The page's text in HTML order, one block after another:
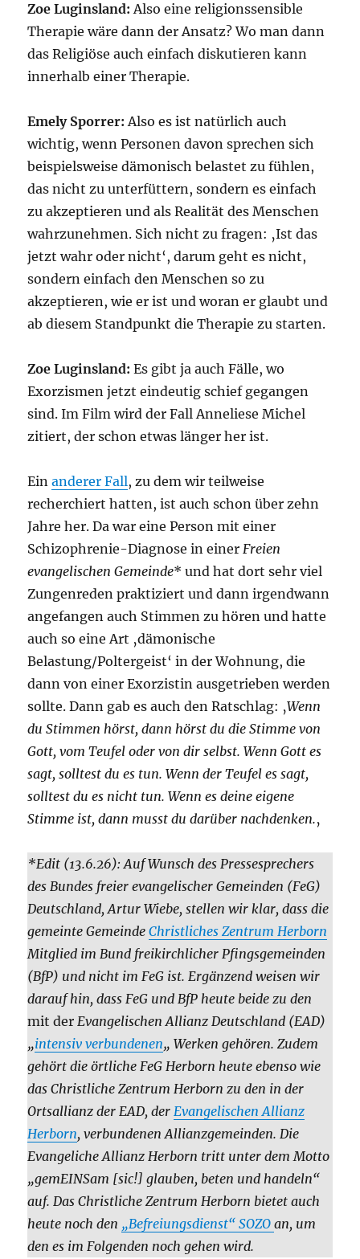
Zoe Luginsland: Also eine religionssensible
Therapie wäre dann der Ansatz? Wo man dann
das Religiöse auch einfach diskutieren kann
innerhalb einer Therapie.
Emely Sporrer:Also es ist natürlich auch
wichtig, wenn Personen davon sprechen sich
beispielsweise dämonisch belastet zu fühlen,
das nicht zu unterfüttern, sondern es einfach
zu akzeptieren und als Realität des Menschen
wahrzunehmen. Sich nicht zu fragen: ‚Ist das
jetzt wahr oder nicht‘, darum geht es nicht,
sondern einfach den Menschen so zu
akzeptieren, wie er ist und woran er glaubt und
ab diesem Standpunkt die Therapie zu starten.
Zoe Luginsland: Es gibt ja auch Fälle, wo
Exorzismen jetzt eindeutig schief gegangen
sind. Im Film wird der Fall Anneliese Michel
zitiert, der schon etwas länger her ist.
Einanderer Fall, zu dem wir teilweise
recherchiert hatten, ist auch schon über zehn
Jahre her. Da war eine Person mit einer
Schizophrenie-Diagnose in einerFreien
evangelischen Gemeinde* und hat dort sehr viel
Zungenreden praktiziert und dann irgendwann
angefangen auch Stimmen zu hören und hatte
auch so eine Art ‚dämonische
Belastung/Poltergeist‘ in der Wohnung, die
dann von einer Exorzistin ausgetrieben werden
sollte. Dann gab es auch den Ratschlag: ‚Wenn
du Stimmen hörst, dann hörst du die Stimme von
Gott, vom Teufel oder von dir selbst. Wenn Gott es
sagt, solltest du es tun. Wenn der Teufel es sagt,
solltest du es nicht tun. Wenn es deine eigene
Stimme ist, dann musst du darüber nachdenken.‚
*Edit (13.6.26): Auf Wunsch des Pressesprechers
des Bundes freier evangelischer Gemeinden (FeG)
Deutschland, Artur Wiebe, stellen wir klar, dass die
gemeinte GemeindeChristliches Zentrum Herborn
Mitglied im Bund freikirchlicher Pfingsgemeinden
(BfP) und nicht im FeG ist. Ergänzend weisen wir
darauf hin, dass FeG und BfP heute beide zu den
mit der Evangelischen Allianz Deutschland (EAD)
„intensiv verbundenen„ Werken gehören. Zudem
gehört die örtliche FeG Herborn heute ebenso wie
das Christliche Zentrum Herborn zu den in der
Ortsallianz der EAD, derEvangelischen Allianz
Herborn, verbundenen Allianzgemeinden. Die
Evangeliche Allianz Herborn tritt unter dem Motto
„gemEINSam [sic!] glauben, beten und handeln“
auf. Das Christliche Zentrum Herborn bietet auch
heute noch den „Befreiungsdienst“ SOZOan, um
den es im Folgenden noch gehen wird.